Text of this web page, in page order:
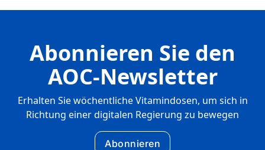
Abonnieren Sie den
AOC-Newsletter
Erhalten Sie wöchentliche Vitamindosen, um sich in
Richtung einer digitalen Regierung zu bewegen
Abonnieren